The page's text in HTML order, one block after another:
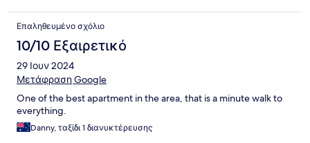
Επαληθευμένο σχόλιο
10/10 Εξαιρετικό
29 Ιουν 2024
Μετάφραση Google
One of the best apartment in the area, that is a minute walk to
everything.
Danny, ταξίδι 1 διανυκτέρευσης